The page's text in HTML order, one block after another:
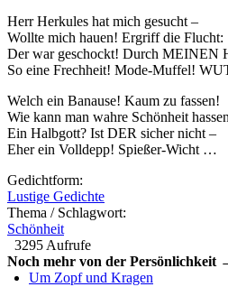
Herr Herkules hat mich gesucht –
Wollte mich hauen! Ergriff die Flucht:
Der war geschockt! Durch MEINEN
So eine Frechheit! Mode-Muffel!
Welch ein Banause! Kaum zu fassen!
Wie kann man wahre Schönheit
Ein Halbgott? Ist DER sicher nicht –
Eher ein Volldepp! Spießer-Wicht …
Gedichtform:
Lustige Gedichte
Thema / Schlagwort:
Schönheit
3295 Aufrufe
Noch mehr von der Persönlichkeit
Um Zopf und Kragen